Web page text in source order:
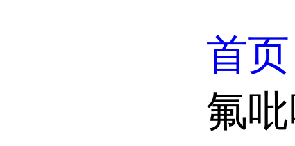
首页
氟